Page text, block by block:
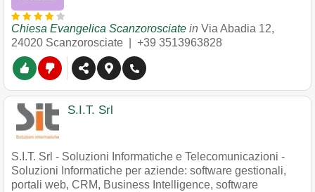
Chiesa Evangelica Scanzorosciate in Via Abadia 12,
24020 Scanzorosciate +39 3513963828
S.I.T. Srl
S.I.T. Srl - Soluzioni Informatiche e Telecomunicazioni -
Soluzioni Informatiche per aziende: software gestionali,
portali web, CRM, Business Intelligence, software